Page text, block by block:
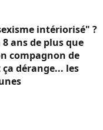
intériorisé" ?
ans de plus que
compagnon de
dérange... les